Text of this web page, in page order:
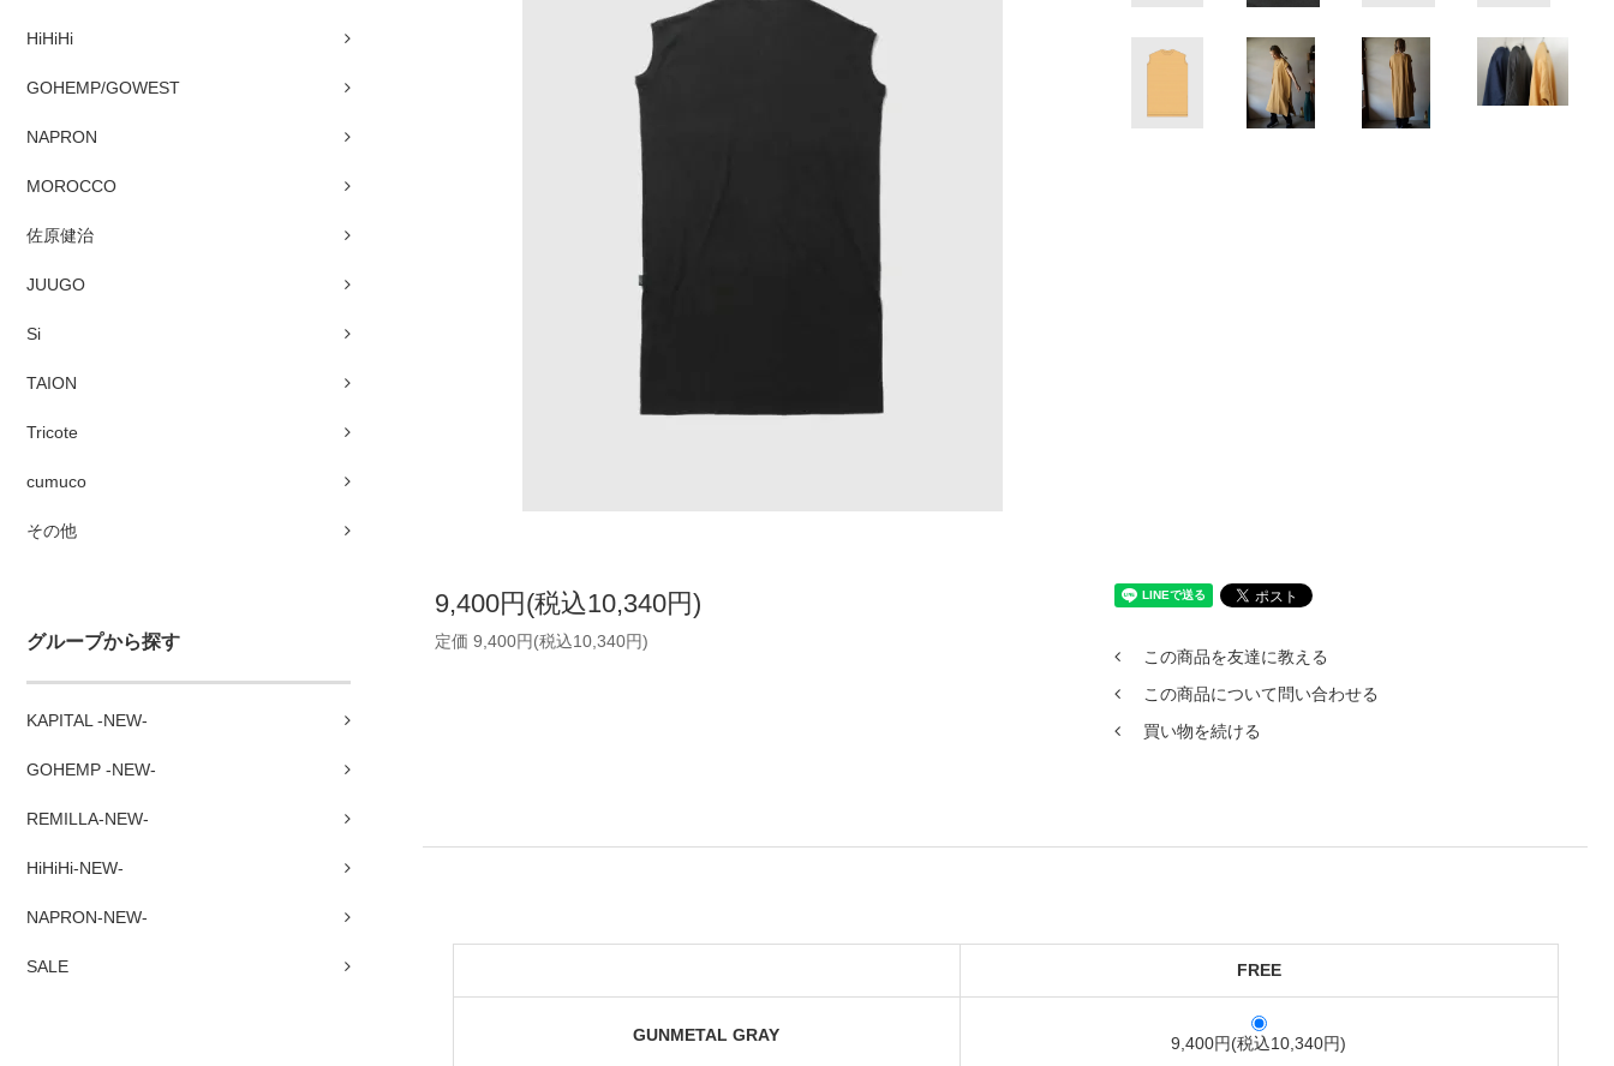
HiHiHi
GOHEMP/GOWEST
NAPRON
MOROCCO
佐原健治
JUUGO
Si
TAION
Tricote
cumuco
その他
グループから探す
KAPITAL -NEW-
GOHEMP -NEW-
REMILLA-NEW-
HiHiHi-NEW-
NAPRON-NEW-
SALE
9,400円(税込10,340円)
定価 9,400円(税込10,340円)
この商品を友達に教える
この商品について問い合わせる
買い物を続ける
FREE
GUNMETAL GRAY 9,400円(税込10,340円)